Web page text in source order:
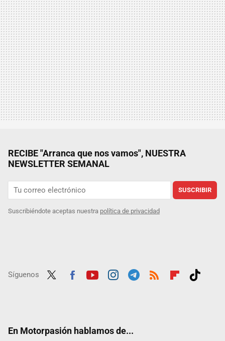
RECIBE "Arranca que nos vamos", NUESTRA
NEWSLETTER SEMANAL
SUSCRIBIR
Suscribiéndote aceptas nuestra política de privacidad
Síguenos
En Motorpasión hablamos de...